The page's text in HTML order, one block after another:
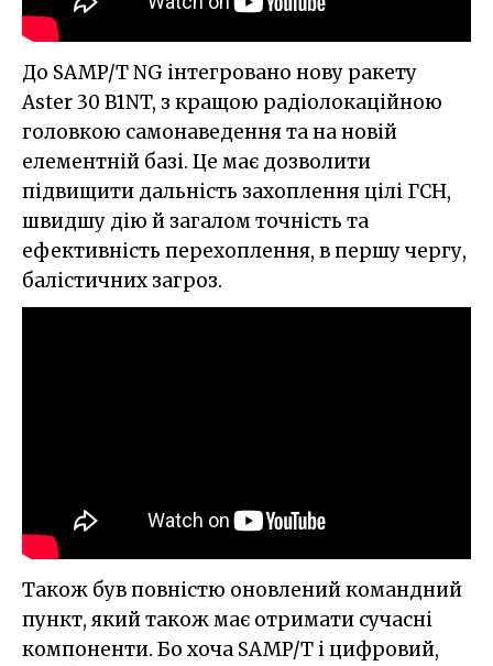
До SAMP/T NG інтегровано нову ракету
Aster 30 B1NT, з кращою радіолокаційною
головкою самонаведення та на новій
елементній базі. Це має дозволити
підвищити дальність захоплення цілі ГСН,
швидшу дію й загалом точність та
ефективність перехоплення, в першу чергу,
балістичних загроз.
Також був повністю оновлений командний
пункт, який також має отримати сучасні
компоненти. Бо хоча SAMP/T і цифровий,